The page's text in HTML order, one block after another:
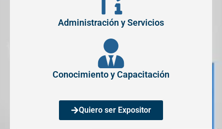
Administración y Servicios
Conocimiento y Capacitación